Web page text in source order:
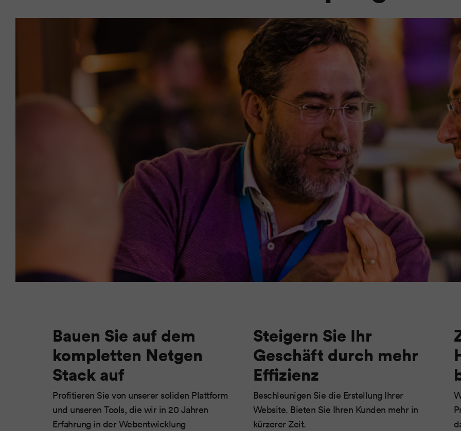
Bauen Sie auf dem
kompletten Netgen
Stack auf
Profitieren Sie von unserer soliden Plattform
und unseren Tools, die wir in 20 Jahren
Erfahrung in der Webentwicklung
Steigern Sie Ihr
Geschäft durch mehr
Effizienz
Beschleunigen Sie die Erstellung Ihrer
Website. Bieten Sie Ihren Kunden mehr in
kürzerer Zeit.